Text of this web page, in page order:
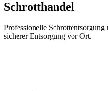
Schrotthandel
Professionelle
sicherer Entsorgung vor Ort.